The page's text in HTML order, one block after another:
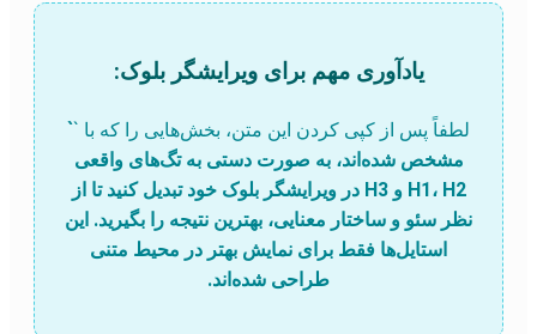
یادآوری مهم برای ویرایشگر بلوک:
لطفاً پس از کپی کردن این متن، بخش‌هایی را که با ``
مشخص شده‌اند، به صورت دستی به تگ‌های واقعی
H1، H2 و H3 در ویرایشگر بلوک خود تبدیل کنید تا از
نظر سئو و ساختار معنایی، بهترین نتیجه را بگیرید. این
استایل‌ها فقط برای نمایش بهتر در محیط متنی
طراحی شده‌اند.